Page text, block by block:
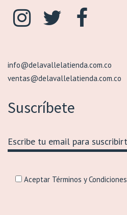
info@delavallelatienda.com.co
ventas@delavallelatienda.com.co
Suscríbete
Aceptar Términos y Condiciones